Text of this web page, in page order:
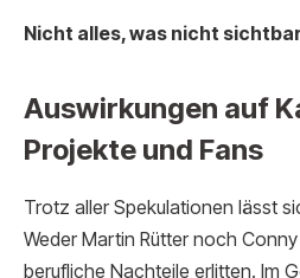
Nicht alles, was nicht
Auswirkungen auf
Projekte und Fans
Trotz aller Spekulationen lässt
Weder Martin Rütter noch
berufliche Nachteile erlitten. Im